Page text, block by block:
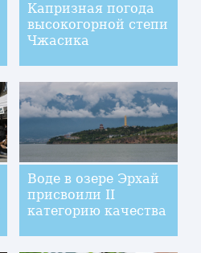
Капризная погода
высокогорной степи
Чжасика
Воде в озере Эрхай
присвоили II
категорию качества